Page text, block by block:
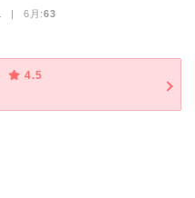
| 6月:63
4.5